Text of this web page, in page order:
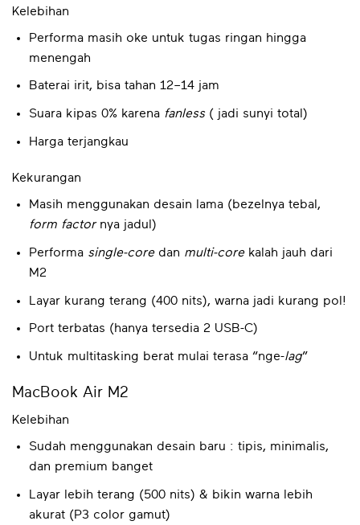
Kelebihan
Performa masih oke untuk tugas ringan hingga
menengah
Baterai irit, bisa tahan 12–14 jam
Suara kipas 0% karena fanless( jadi sunyi total)
Harga terjangkau
Kekurangan
Masih menggunakan desain lama (bezelnya tebal,
form factornya jadul)
Performa single-coredan multi-corekalah jauh dari
M2
Layar kurang terang (400 nits), warna jadi kurang pol!
Port terbatas (hanya tersedia 2 USB-C)
Untuk multitasking berat mulai terasa “nge-lag”
MacBook Air M2
Kelebihan
Sudah menggunakan desain baru : tipis, minimalis,
dan premium banget
Layar lebih terang (500 nits) & bikin warna lebih
akurat (P3 color gamut)